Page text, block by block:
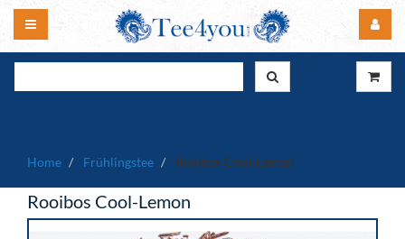
Home Frühlingstee Rooibos Cool-Lemon
Rooibos Cool-Lemon